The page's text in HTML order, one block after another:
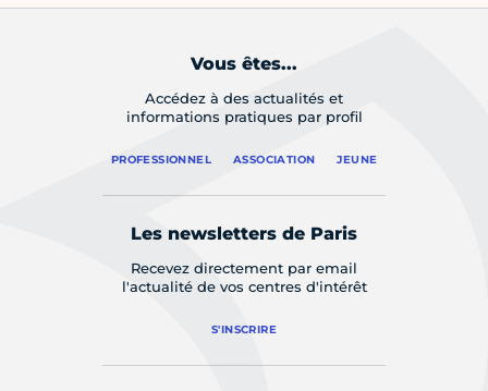
Vous êtes...
Accédez à des actualités et
informations pratiques par profil
PROFESSIONNEL ASSOCIATION JEUNE
Les newsletters de Paris
Recevez directement par email
l'actualité de vos centres d'intérêt
S'INSCRIRE